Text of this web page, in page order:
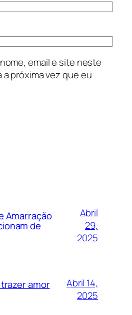
email e site neste
a próxima vez que eu
Amarração
de
Abril
29,
2025
amor
Abril 14,
2025